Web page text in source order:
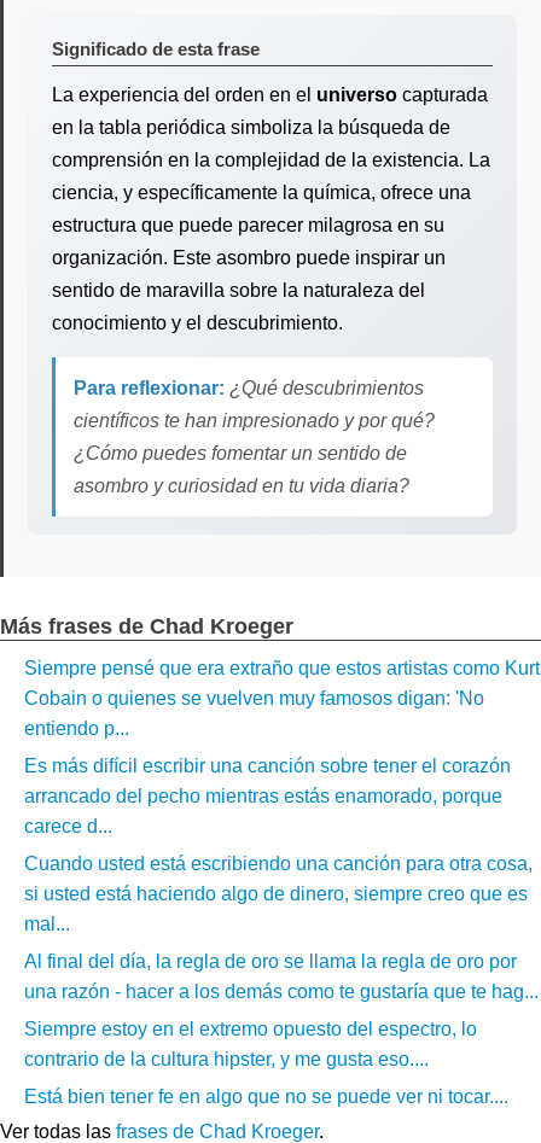
Significado de esta frase
La experiencia del orden en el universo capturada
en la tabla periódica simboliza la búsqueda de
comprensión en la complejidad de la existencia. La
ciencia, y específicamente la química, ofrece una
estructura que puede parecer milagrosa en su
organización. Este asombro puede inspirar un
sentido de maravilla sobre la naturaleza del
conocimiento y el descubrimiento.
Para reflexionar: ¿Qué descubrimientos
científicos te han impresionado y por qué?
¿Cómo puedes fomentar un sentido de
asombro y curiosidad en tu vida diaria?
Más frases de Chad Kroeger
Siempre pensé que era extraño que estos artistas como Kurt
Cobain o quienes se vuelven muy famosos digan: 'No
entiendo p...
Es más difícil escribir una canción sobre tener el corazón
arrancado del pecho mientras estás enamorado, porque
carece d...
Cuando usted está escribiendo una canción para otra cosa,
si usted está haciendo algo de dinero, siempre creo que es
mal...
Al final del día, la regla de oro se llama la regla de oro por
una razón - hacer a los demás como te gustaría que te hag...
Siempre estoy en el extremo opuesto del espectro, lo
contrario de la cultura hipster, y me gusta eso....
Está bien tener fe en algo que no se puede ver ni tocar....
Ver todas las frases de Chad Kroeger.